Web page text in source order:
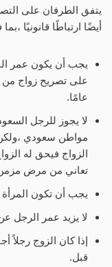
يتفق الطرفان على
أيضًا ارتباطًا قانونيًا
يجب أن يكون عمر
عامًا.
لا يجوز للرجل
مواطن سعودي
الزواج فيحق له
تعاني من مرض
يجب أن تكون المرأة
لا يزيد عمر الرجل عن
إذا كان الزوج رجلاً
قبل.